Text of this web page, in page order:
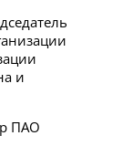
и
ПАО